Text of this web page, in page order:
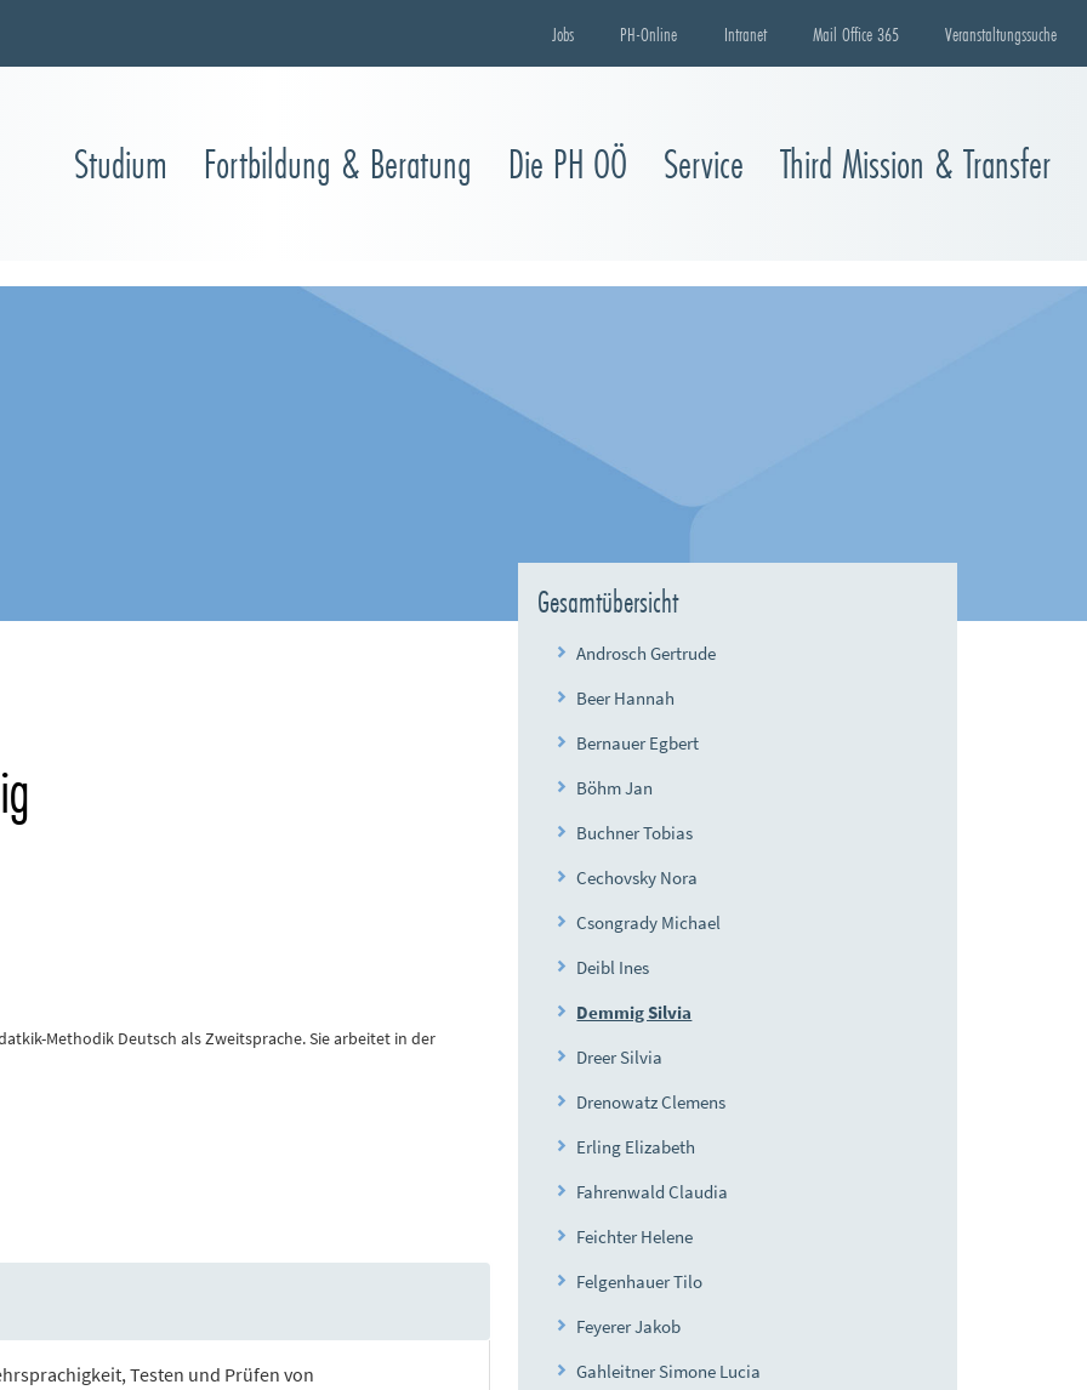
Jobs PH-Online Intranet Mail Office 365 Veranstaltungssuche
Studium Fortbildung & Beratung Die PH OÖ Service Third Mission & Transfer
Methodik Deutsch als Zweitsprache. Sie arbeitet in der
Testen und Prüfen von
Gesamtübersicht
Androsch Gertrude
Beer Hannah
Bernauer Egbert
Böhm Jan
Buchner Tobias
Cechovsky Nora
Csongrady Michael
Deibl Ines
Demmig Silvia
Dreer Silvia
Drenowatz Clemens
Erling Elizabeth
Fahrenwald Claudia
Feichter Helene
Felgenhauer Tilo
Feyerer Jakob
Gahleitner Simone Lucia